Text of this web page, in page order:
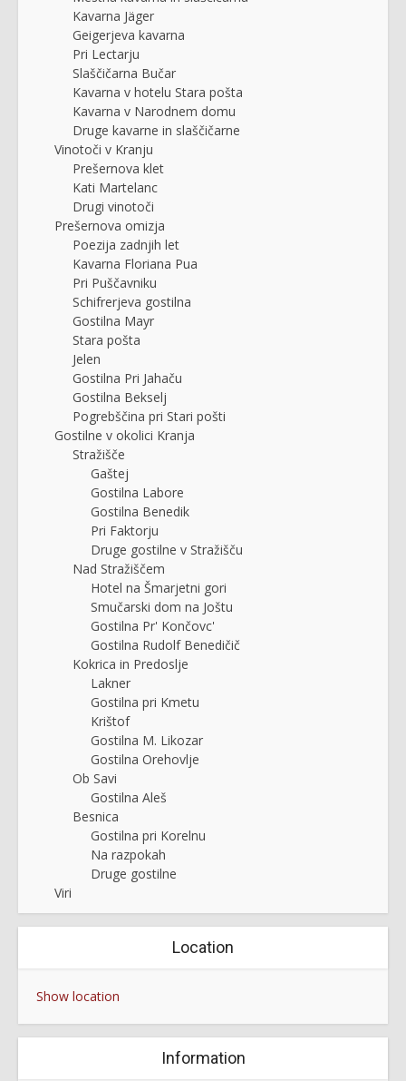
Kavarna Jäger
Geigerjeva kavarna
Pri Lectarju
Slaščičarna Bučar
Kavarna v hotelu Stara pošta
Kavarna v Narodnem domu
Druge kavarne in slaščičarne
Vinotoči v Kranju
Prešernova klet
Kati Martelanc
Drugi vinotoči
Prešernova omizja
Poezija zadnjih let
Kavarna Floriana Pua
Pri Puščavniku
Schifrerjeva gostilna
Gostilna Mayr
Stara pošta
Jelen
Gostilna Pri Jahaču
Gostilna Bekselj
Pogrebščina pri Stari pošti
Gostilne v okolici Kranja
Stražišče
Gaštej
Gostilna Labore
Gostilna Benedik
Pri Faktorju
Druge gostilne v Stražišču
Nad Stražiščem
Hotel na Šmarjetni gori
Smučarski dom na Joštu
Gostilna Pr' Končovc'
Gostilna Rudolf Benedičič
Kokrica in Predoslje
Lakner
Gostilna pri Kmetu
Krištof
Gostilna M. Likozar
Gostilna Orehovlje
Ob Savi
Gostilna Aleš
Besnica
Gostilna pri Korelnu
Na razpokah
Druge gostilne
Viri
Location
Show location
Information